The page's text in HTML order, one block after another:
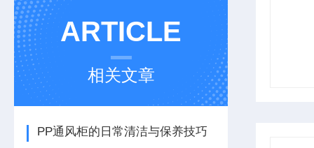
ARTICLE
相关文章
PP通风柜的日常清洁与保养技巧